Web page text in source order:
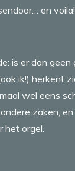
en
is er dan
ik!) herkent
wel eens
zaken,
orgel.